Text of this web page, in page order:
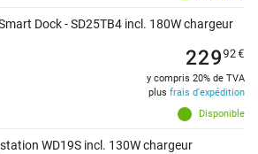
Dock - SD25TB4 incl. 180W chargeur
Disponible
22992€
y compris 20% de TVA
plus frais d'expédition
WD19S incl. 130W chargeur